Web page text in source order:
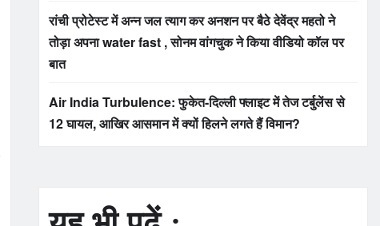
रांची प्रोटेस्ट में अन्न जल त्याग कर अनशन पर बैठे देवेंद्र महतो ने
तोड़ा अपना water fast , सोनम वांगचुक ने किया वीडियो कॉल पर
बात
Air India Turbulence: फुकेत-दिल्ली फ्लाइट में तेज टर्बुलेंस से
12 घायल, आखिर आसमान में क्यों हिलने लगते हैं विमान?